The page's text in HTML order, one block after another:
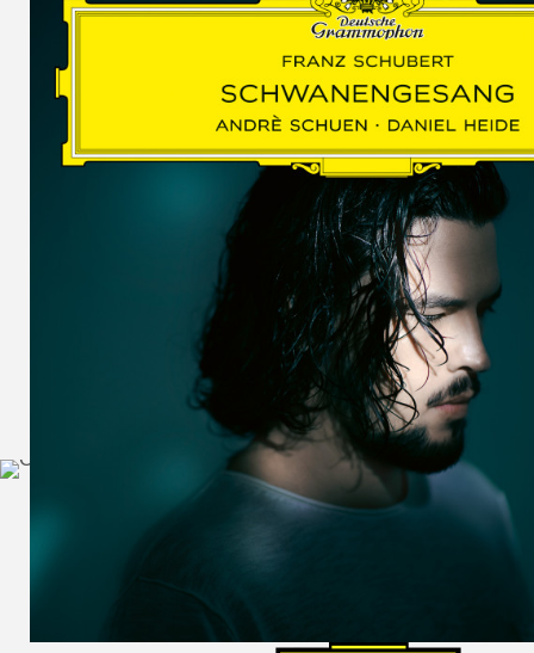
SCHUMANN
WOLF
MARTIN
SCHUMANN,
LIEDERKREIS
OP. 24
SECHS
MONOLOGE
AUS
JEDERMANN
GESÄNGE